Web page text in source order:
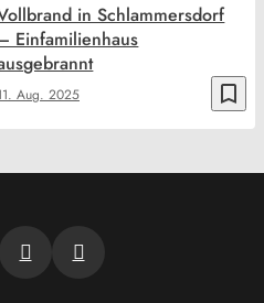
bookmark_border
Aug. 2025
in Schlammersdorf
Einfamilienhaus